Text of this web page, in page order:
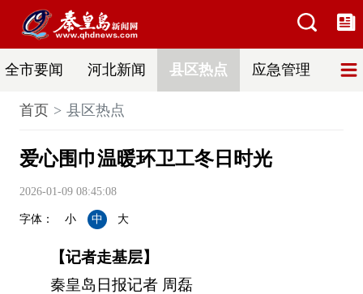
全市要闻 河北新闻 县区热点 应急管理 辟
首页 县区热点
爱心围巾温暖环卫工冬日时光
2026-01-09 08:45:08
字体： 小 中 大
【记者走基层】
秦皇岛日报记者 周磊